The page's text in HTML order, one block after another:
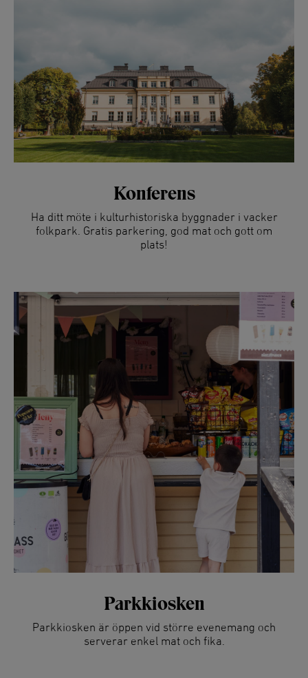
Konferens
Ha ditt möte i kulturhistoriska byggnader i vacker
folkpark. Gratis parkering, god mat och gott om
plats!
Parkkiosken
Parkkiosken är öppen vid större evenemang och
serverar enkel mat och fika.